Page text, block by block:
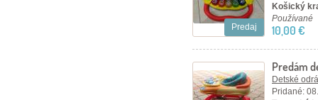
Predaj
Košický
Používané
10,00 €
Predám
Detské
Pridané: